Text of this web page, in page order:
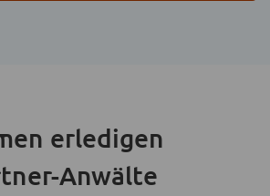
erledigen
Anwälte